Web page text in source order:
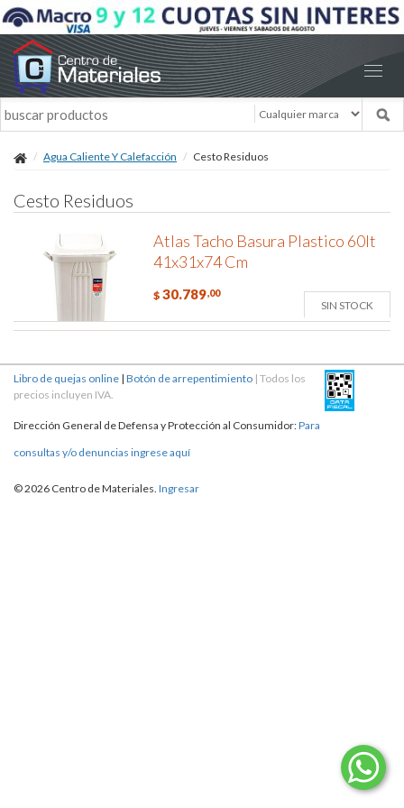
Agua Caliente Y Calefacción Cesto Residuos
Cesto Residuos
Atlas Tacho Basura Plastico 60lt
41x31x74 Cm
$ 30.789,00
SIN STOCK
Libro de quejas online | Botón de arrepentimiento | Todos los
precios incluyen IVA.
Dirección General de Defensa y Protección al Consumidor:Para
consultas y/o denuncias ingrese aquí
© 2026 Centro de Materiales. Ingresar